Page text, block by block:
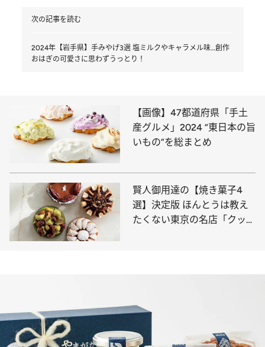
次の記事を読む
2024年【岩手県】手みやげ3選 塩ミルクやキャラメル味…創作
おはぎの可愛さに思わずうっとり！
【画像】47都道府県「手土
産グルメ」2024 “東日本の旨
いもの”を総まとめ
賢人御用達の【焼き菓子4
選】決定版 ほんとうは教え
たくない東京の名店「クッキ